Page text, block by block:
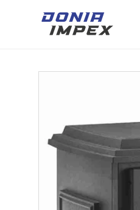
conținut
Salt la